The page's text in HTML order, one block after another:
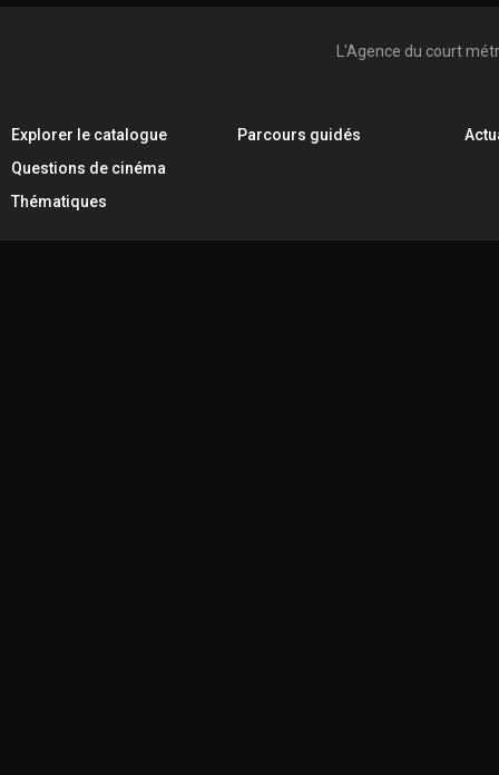
L'Agence du court
Explorer le catalogue
Questions de cinéma
Thématiques
Parcours guidés